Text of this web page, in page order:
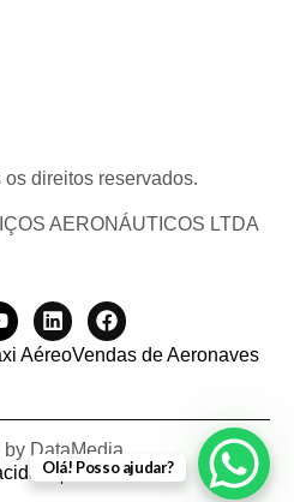
direitos reservados.
AERONÁUTICOS LTDA
AéreoVendas de Aeronaves
by DataMedia
Outros Termos
Olá! Posso ajudar?